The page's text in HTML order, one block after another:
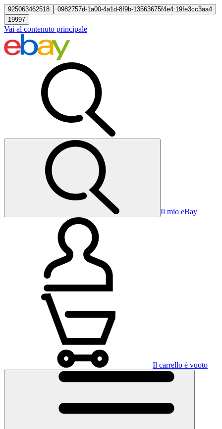
925063462518
0982757d-1a00-4a1d-8f9b-13563675f4e4:19fe3cc3aa4
19997
Vai al contenuto principale
Il mio eBay
Il carrello è vuoto